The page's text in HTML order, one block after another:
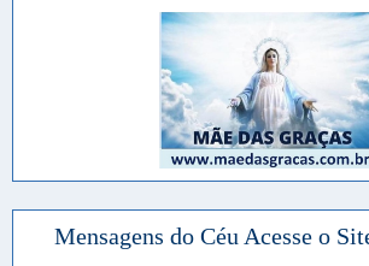
Mensagens do Céu Acesse o